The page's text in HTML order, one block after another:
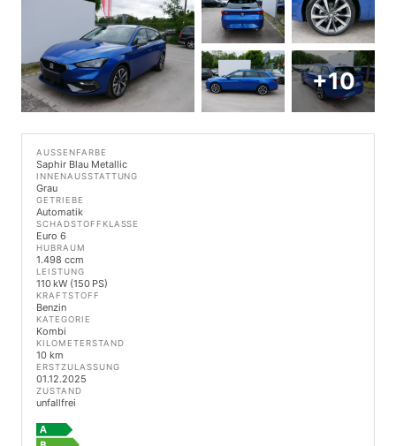
+10
AUSSENFARBE
Saphir Blau Metallic
INNENAUSSTATTUNG
Grau
GETRIEBE
Automatik
SCHADSTOFFKLASSE
Euro 6
HUBRAUM
1.498 ccm
LEISTUNG
110 kW (150 PS)
KRAFTSTOFF
Benzin
KATEGORIE
Kombi
KILOMETERSTAND
10 km
ERSTZULASSUNG
01.12.2025
ZUSTAND
unfallfrei